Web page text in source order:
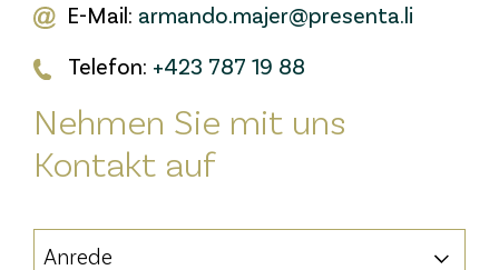
E-Mail: armando.majer@presenta.li
Telefon: +423 787 19 88
Nehmen Sie mit uns
Kontakt auf
Name